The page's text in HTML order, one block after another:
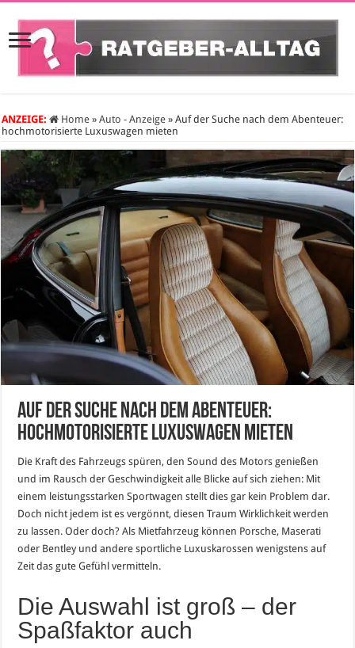
ANZEIGE: Home » Auto - Anzeige » Auf der Suche nach dem Abenteuer:
hochmotorisierte Luxuswagen mieten
Auf der Suche nach dem Abenteuer:
hochmotorisierte Luxuswagen mieten
Die Kraft des Fahrzeugs spüren, den Sound des Motors genießen
und im Rausch der Geschwindigkeit alle Blicke auf sich ziehen: Mit
einem leistungsstarken Sportwagen stellt dies gar kein Problem dar.
Doch nicht jedem ist es vergönnt, diesen Traum Wirklichkeit werden
zu lassen. Oder doch? Als Mietfahrzeug können Porsche, Maserati
oder Bentley und andere sportliche Luxuskarossen wenigstens auf
Zeit das gute Gefühl vermitteln.
Die Auswahl ist groß – der
Spaßfaktor auch